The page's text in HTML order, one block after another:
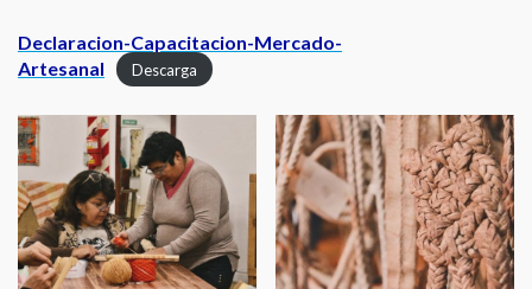
Declaracion-Capacitacion-Mercado-
Artesanal
Descarga